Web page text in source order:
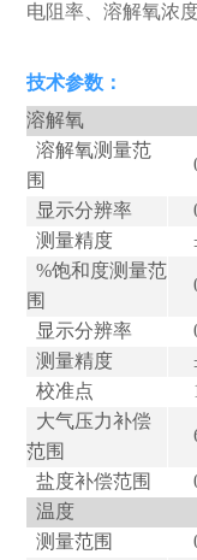
电阻率、溶解氧浓
技术参数：
溶解氧
溶解氧测量范
围
显示分辨率
测量精度
%饱和度测量范
围
显示分辨率
测量精度
校准点
大气压力补偿
范围
盐度补偿范围
温度
测量范围